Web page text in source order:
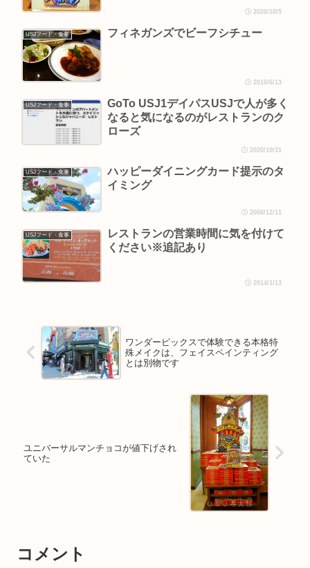
2020/10/5
USJフード・食事 フィネガンズでビーフシチュー
2010/6/13
USJフード・食事
GoTo USJ1デイパスUSJで人が多く
なると気になるのがレストランのク
ローズ
2020/10/31
USJフード・食事
ハッピーダイニングカード提示のタ
イミング
2008/12/11
USJフード・食事
レストランの営業時間に気を付けて
ください※追記あり
2014/1/13
ワンダーピックスで体験できる本格特
殊メイクは、フェイスペインティング
とは別物です
ユニバーサルマンチョコが値下げされ
ていた
コメント